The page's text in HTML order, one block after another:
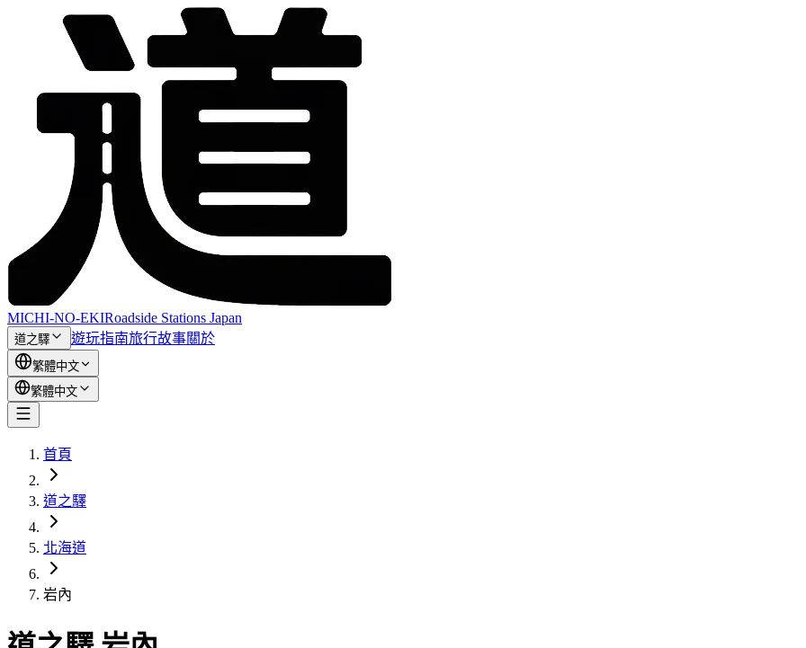
MICHI-NO-EKIRoadside Stations Japan
道之驛 遊玩指南旅行故事關於
繁體中文
繁體中文
首頁
道之驛
北海道
岩內